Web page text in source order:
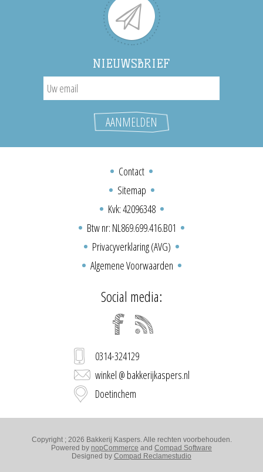
NIEUWSBRIEF
Contact
Sitemap
Kvk: 42096348
Btw nr: NL869.699.416.B01
Privacyverklaring (AVG)
Algemene Voorwaarden
Social media:
0314-324129
winkel @ bakkerijkaspers.nl
Doetinchem
Copyright ; 2026 Bakkerij Kaspers. Alle rechten voorbehouden.
Powered by nopCommerce and Compad Software
Designed by Compad Reclamestudio